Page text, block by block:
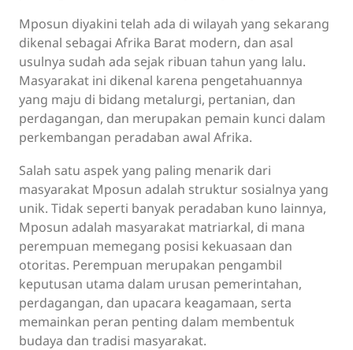
Mposun diyakini telah ada di wilayah yang sekarang
dikenal sebagai Afrika Barat modern, dan asal
usulnya sudah ada sejak ribuan tahun yang lalu.
Masyarakat ini dikenal karena pengetahuannya
yang maju di bidang metalurgi, pertanian, dan
perdagangan, dan merupakan pemain kunci dalam
perkembangan peradaban awal Afrika.
Salah satu aspek yang paling menarik dari
masyarakat Mposun adalah struktur sosialnya yang
unik. Tidak seperti banyak peradaban kuno lainnya,
Mposun adalah masyarakat matriarkal, di mana
perempuan memegang posisi kekuasaan dan
otoritas. Perempuan merupakan pengambil
keputusan utama dalam urusan pemerintahan,
perdagangan, dan upacara keagamaan, serta
memainkan peran penting dalam membentuk
budaya dan tradisi masyarakat.